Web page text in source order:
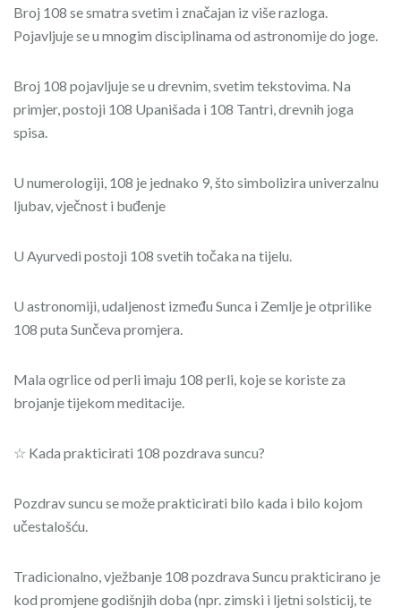
Broj 108 se smatra svetim i značajan iz više razloga.
Pojavljuje se u mnogim disciplinama od astronomije do joge.
Broj 108 pojavljuje se u drevnim, svetim tekstovima. Na
primjer, postoji 108 Upanišada i 108 Tantri, drevnih joga
spisa.
U numerologiji, 108 je jednako 9, što simbolizira univerzalnu
ljubav, vječnost i buđenje
U Ayurvedi postoji 108 svetih točaka na tijelu.
U astronomiji, udaljenost između Sunca i Zemlje je otprilike
108 puta Sunčeva promjera.
Mala ogrlice od perli imaju 108 perli, koje se koriste za
brojanje tijekom meditacije.
☆ Kada prakticirati 108 pozdrava suncu?
Pozdrav suncu se može prakticirati bilo kada i bilo kojom
učestalošću.
Tradicionalno, vježbanje 108 pozdrava Suncu prakticirano je
kod promjene godišnjih doba (npr. zimski i ljetni solsticij, te